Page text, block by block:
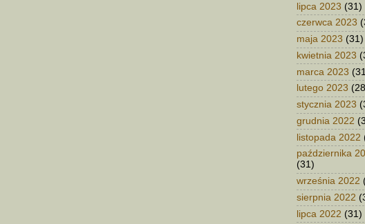
lipca 2023 (31)
czerwca 2023
maja 2023 (31)
kwietnia 2023
marca 2023
lutego 2023
stycznia 2023
grudnia 2022
listopada 2022
października
(31)
września 2022
sierpnia 2022
lipca 2022 (31)